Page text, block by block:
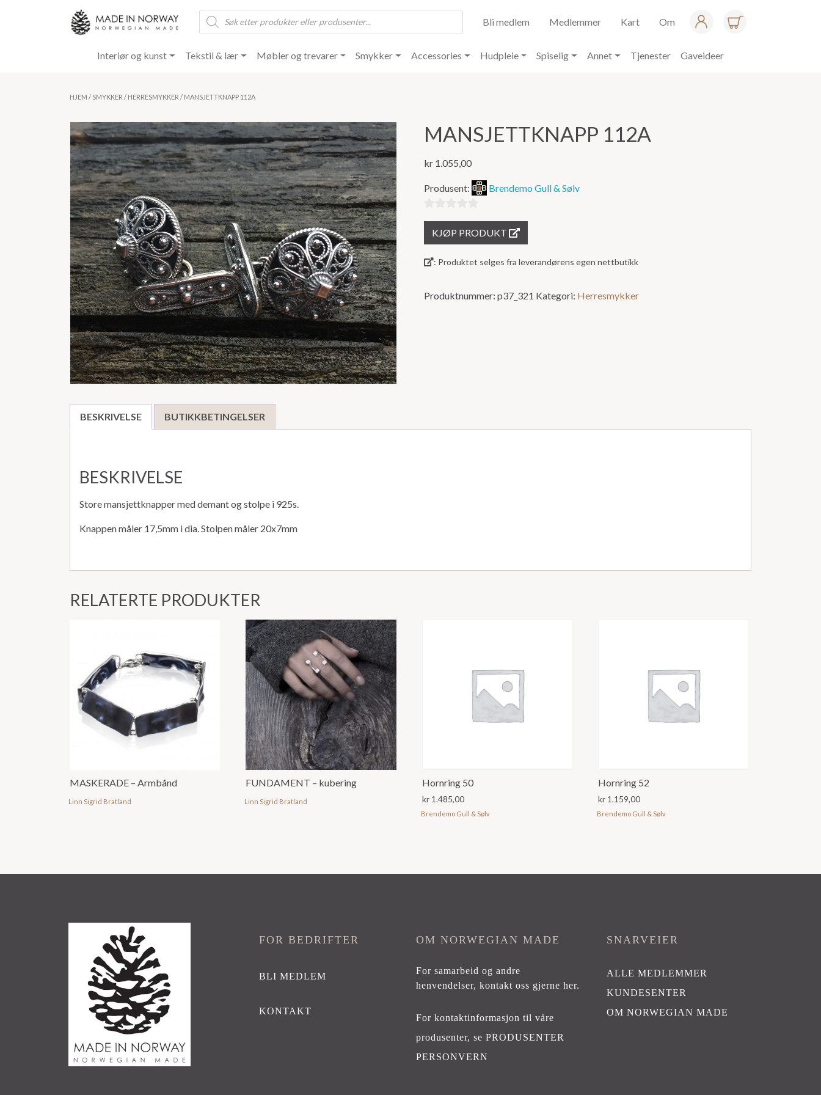
Products
search
Bli medlem Medlemmer Kart Om
Interiør og kunst Tekstil & lær Møbler og trevarer Smykker Accessories Hudpleie Spiselig Annet Tjenester Gaveideer
HJEM / SMYKKER / HERRESMYKKER / MANSJETTKNAPP 112A
MANSJETTKNAPP 112A
kr 1.055,00
Produsent: Brendemo Gull & Sølv
ut
5
KJØP PRODUKT
: Produktet selges fra leverandørens egen nettbutikk
Produktnummer:p37_321 Kategori: Herresmykker
BESKRIVELSE BUTIKKBETINGELSER
BESKRIVELSE
Store mansjettknapper med demant og stolpe i 925s.
Knappen måler 17,5mm i dia. Stolpen måler 20x7mm
RELATERTE PRODUKTER
MASKERADE – Armbånd
Linn Sigrid Bratland
FUNDAMENT – kubering
Linn Sigrid Bratland
Hornring 50
kr1.485,00
Brendemo Gull & Sølv
Hornring 52
kr 1.159,00
Brendemo Gull & Sølv
FOR BEDRIFTER
BLI MEDLEM
KONTAKT
OM NORWEGIAN MADE
For samarbeid og andre
henvendelser,kontakt oss gjerne her.
For kontaktinformasjon til våre
produsenter, sePRODUSENTER
PERSONVERN
SNARVEIER
ALLE MEDLEMMER
KUNDESENTER
OM NORWEGIAN MADE